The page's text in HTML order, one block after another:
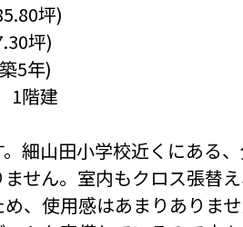
坪)
坪)
5年)
1階建
細山田小学校近くにある、
せん。室内もクロス張替
、使用感はあまりありま